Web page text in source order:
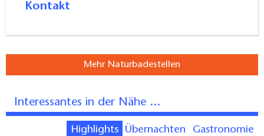
Kontakt
Mehr Naturbadestellen
Interessantes in der Nähe ...
Highlights Übernachten Gastronomie